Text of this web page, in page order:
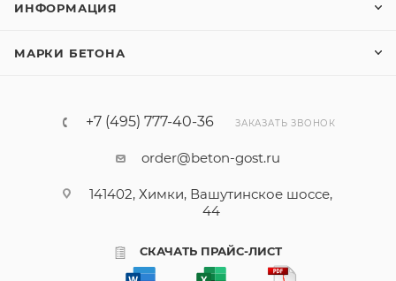
ИНФОРМАЦИЯ
МАРКИ БЕТОНА
+7 (495) 777-40-36 ЗАКАЗАТЬ ЗВОНОК
order@beton-gost.ru
141402, Химки, Вашутинское шоссе,
44
СКАЧАТЬ ПРАЙС-ЛИСТ